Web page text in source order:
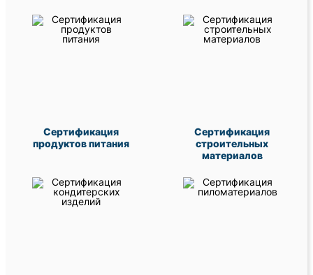
Сертификация
продуктов питания
Сертификация
строительных
материалов